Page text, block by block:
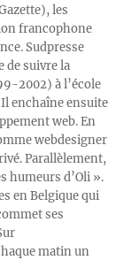
les
francophone
Sudpresse
de suivre la
2002) à l’école
enchaîne ensuite
web. En
webdesigner
Parallèlement,
humeurs d’Oli ».
en Belgique qui
ses
matin un